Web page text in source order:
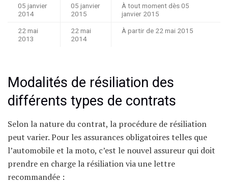
05 janvier
2014
05 janvier
2015
À tout moment dès 05
janvier 2015
22 mai
2013
22 mai
2014
À partir de 22 mai 2015
Modalités de résiliation des
différents types de contrats
Selon la nature du contrat, la procédure de résiliation
peut varier. Pour les assurances obligatoires telles que
l’automobile et la moto, c’est le nouvel assureur qui doit
prendre en charge la résiliation via une lettre
recommandée :